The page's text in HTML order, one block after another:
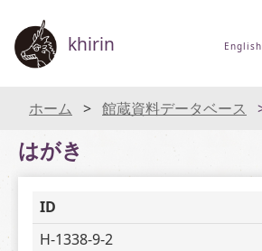
khirin English
ホーム 館蔵資料データベース
はがき
ID
H-1338-9-2